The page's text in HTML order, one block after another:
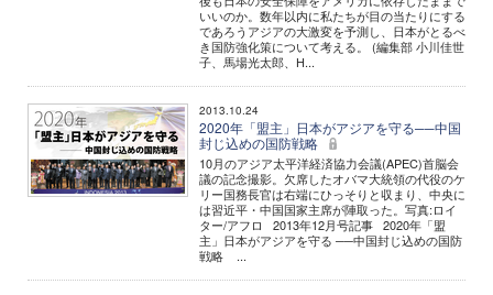
いいのか。数年以内に私たちが目の当たりにする
であろうアジアの大激変を予測し、日本がとるべ
き国防強化策について考える。 (編集部 小川佳世
子、馬場光太郎、H...
2013.10.24
2020年「盟主」日本がアジアを守る──中国
封じ込めの国防戦略
10月のアジア太平洋経済協力会議(APEC)首脳会
議の記念撮影。欠席したオバマ大統領の代役のケ
リー国務長官は右端にひっそりと収まり、中央に
は習近平・中国国家主席が陣取った。写真:ロイ
ター/アフロ 2013年12月号記事 2020年「盟
主」日本がアジアを守る ──中国封じ込めの国防
戦略 ...